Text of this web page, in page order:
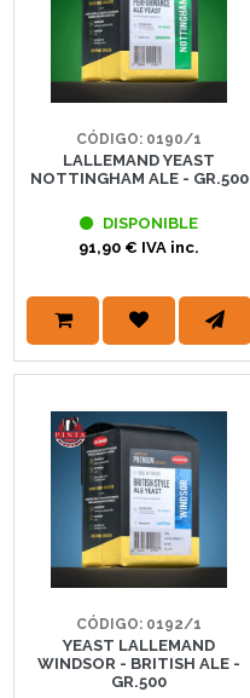
CÓDIGO: 0190/1
LALLEMAND YEAST
NOTTINGHAM ALE - GR.500
DISPONIBLE
91,90 € IVA inc.
CÓDIGO: 0192/1
YEAST LALLEMAND
WINDSOR - BRITISH ALE -
GR.500